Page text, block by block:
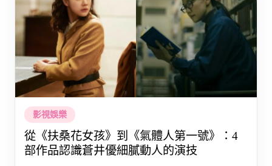
影視娛樂
從《扶桑花女孩》到《氣體人第一號》：4
部作品認識蒼井優細膩動人的演技